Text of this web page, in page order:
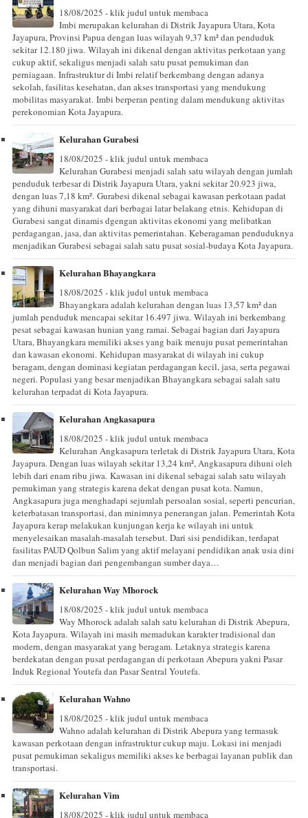
18/08/2025 - klik judul untuk membaca
Imbi merupakan kelurahan di Distrik Jayapura Utara, Kota
Jayapura, Provinsi Papua dengan luas wilayah 9,37 km² dan penduduk
sekitar 12.180 jiwa. Wilayah ini dikenal dengan aktivitas perkotaan yang
cukup aktif, sekaligus menjadi salah satu pusat pemukiman dan
perniagaan. Infrastruktur di Imbi relatif berkembang dengan adanya
sekolah, fasilitas kesehatan, dan akses transportasi yang mendukung
mobilitas masyarakat. Imbi berperan penting dalam mendukung aktivitas
perekonomian Kota Jayapura.
Kelurahan Gurabesi
18/08/2025 - klik judul untuk membaca
Kelurahan Gurabesi menjadi salah satu wilayah dengan jumlah
penduduk terbesar di Distrik Jayapura Utara, yakni sekitar 20.923 jiwa,
dengan luas 7,18 km². Gurabesi dikenal sebagai kawasan perkotaan padat
yang dihuni masyarakat dari berbagai latar belakang etnis. Kehidupan di
Gurabesi sangat dinamis dgengan aktivitas ekonomi yang melibatkan
perdagangan, jasa, dan aktivitas pemerintahan. Keberagaman penduduknya
menjadikan Gurabesi sebagai salah satu pusat sosial-budaya Kota Jayapura.
Kelurahan Bhayangkara
18/08/2025 - klik judul untuk membaca
Bhayangkara adalah kelurahan dengan luas 13,57 km² dan
jumlah penduduk mencapai sekitar 16.497 jiwa. Wilayah ini berkembang
pesat sebagai kawasan hunian yang ramai. Sebagai bagian dari Jayapura
Utara, Bhayangkara memiliki akses yang baik menuju pusat pemerintahan
dan kawasan ekonomi. Kehidupan masyarakat di wilayah ini cukup
beragam, dengan dominasi kegiatan perdagangan kecil, jasa, serta pegawai
negeri. Populasi yang besar menjadikan Bhayangkara sebagai salah satu
kelurahan terpadat di Kota Jayapura.
Kelurahan Angkasapura
18/08/2025 - klik judul untuk membaca
Kelurahan Angkasapura terletak di Distrik Jayapura Utara, Kota
Jayapura. Dengan luas wilayah sekitar 13,24 km², Angkasapura dihuni oleh
lebih dari enam ribu jiwa. Kawasan ini dikenal sebagai salah satu wilayah
pemukiman yang strategis karena dekat dengan pusat kota. Namun,
Angkasapura juga menghadapi sejumlah persoalan sosial, seperti pencurian,
keterbatasan transportasi, dan minimnya penerangan jalan. Pemerintah Kota
Jayapura kerap melakukan kunjungan kerja ke wilayah ini untuk
menyelesaikan masalah-masalah tersebut. Dari sisi pendidikan, terdapat
fasilitas PAUD Qolbun Salim yang aktif melayani pendidikan anak usia dini
dan menjadi bagian dari pengembangan sumber daya…
Kelurahan Way Mhorock
18/08/2025 - klik judul untuk membaca
Way Mhorock adalah salah satu kelurahan di Distrik Abepura,
Kota Jayapura. Wilayah ini masih memadukan karakter tradisional dan
modern, dengan masyarakat yang beragam. Letaknya strategis karena
berdekatan dengan pusat perdagangan di perkotaan Abepura yakni Pasar
Induk Regional Youtefa dan Pasar Sentral Youtefa.
Kelurahan Wahno
18/08/2025 - klik judul untuk membaca
Wahno adalah kelurahan di Distrik Abepura yang termasuk
kawasan perkotaan dengan infrastruktur cukup maju. Lokasi ini menjadi
pusat pemukiman sekaligus memiliki akses ke berbagai layanan publik dan
transportasi.
Kelurahan Vim
18/08/2025 - klik judul untuk membaca